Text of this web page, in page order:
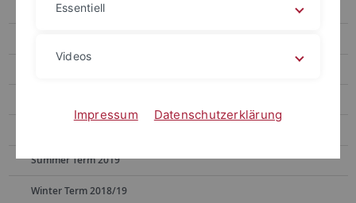
Winter Term 2021/22
Summer Term 2019
Winter Term 2018/19
Essentiell
Videos
Impressum Datenschutzerklärung